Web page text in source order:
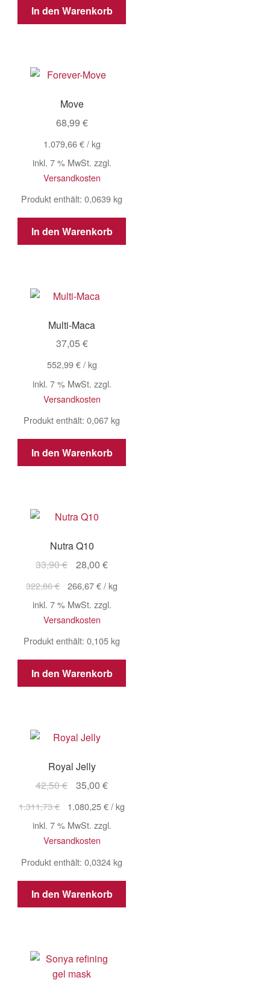
In den Warenkorb
Move
68,99 €
1.079,66€/kg
inkl. 7 % MwSt. zzgl.
Versandkosten
Produkt enthält: 0,0639kg
In den Warenkorb
Multi-Maca
37,05 €
552,99€/kg
inkl. 7 % MwSt. zzgl.
Versandkosten
Produkt enthält: 0,067kg
In den Warenkorb
Nutra Q10
33,90€ Ursprünglicher
war:
33,90 €
28,00€Aktueller
ist:
28,00 €.
322,86€ 266,67€/kg
inkl. 7 % MwSt. zzgl.
Versandkosten
Produkt enthält: 0,105kg
In den Warenkorb
Royal Jelly
42,50€ Ursprünglicher
war:
42,50 €
35,00€Aktueller
ist:
35,00 €.
1.311,73€ 1.080,25€/kg
inkl. 7 % MwSt. zzgl.
Versandkosten
Produkt enthält: 0,0324kg
In den Warenkorb